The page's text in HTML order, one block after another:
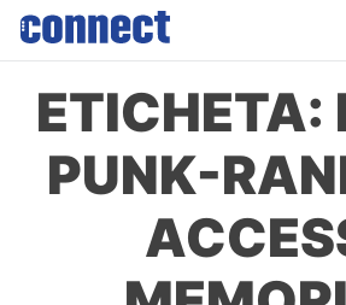
Skip
content
ETICHETA:
PUNK-